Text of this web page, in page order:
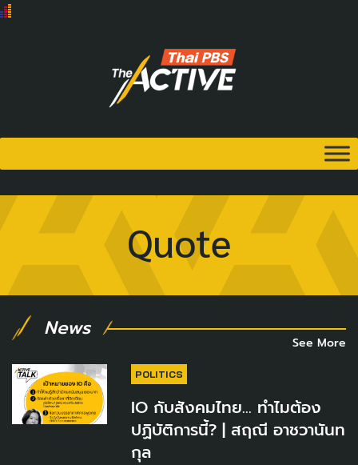
Quote
News
See More
POLITICS
IO กับสังคมไทย... ทำไมต้อง
ปฏิบัติการนี้? | สฤณี อาชวานันท
กุล